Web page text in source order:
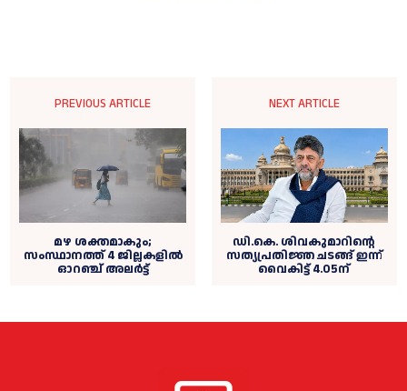
PREVIOUS ARTICLE
മഴ ശക്തമാകും;
സംസ്ഥാനത്ത് 4 ജില്ലകളിൽ
ഓറഞ്ച് അലർട്ട്
NEXT ARTICLE
ഡി.കെ. ശിവകുമാറിൻ്റെ
സത്യപ്രതിജ്ഞ ചടങ്ങ്‌ ഇന്ന്
വൈകിട്ട് 4.05ന്